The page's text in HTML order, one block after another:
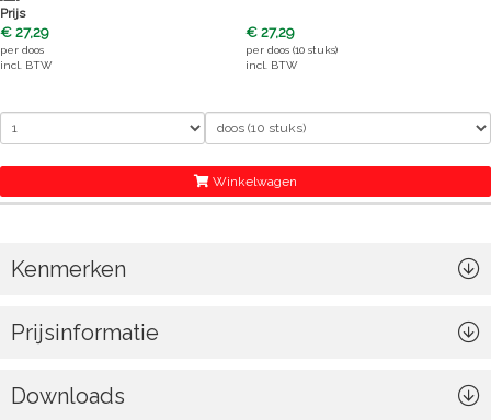
Prijs
€ 27,29
per doos
incl. BTW
€ 27,29
per doos (10 stuks)
incl. BTW
Winkelwagen
Kenmerken
Prijsinformatie
Downloads